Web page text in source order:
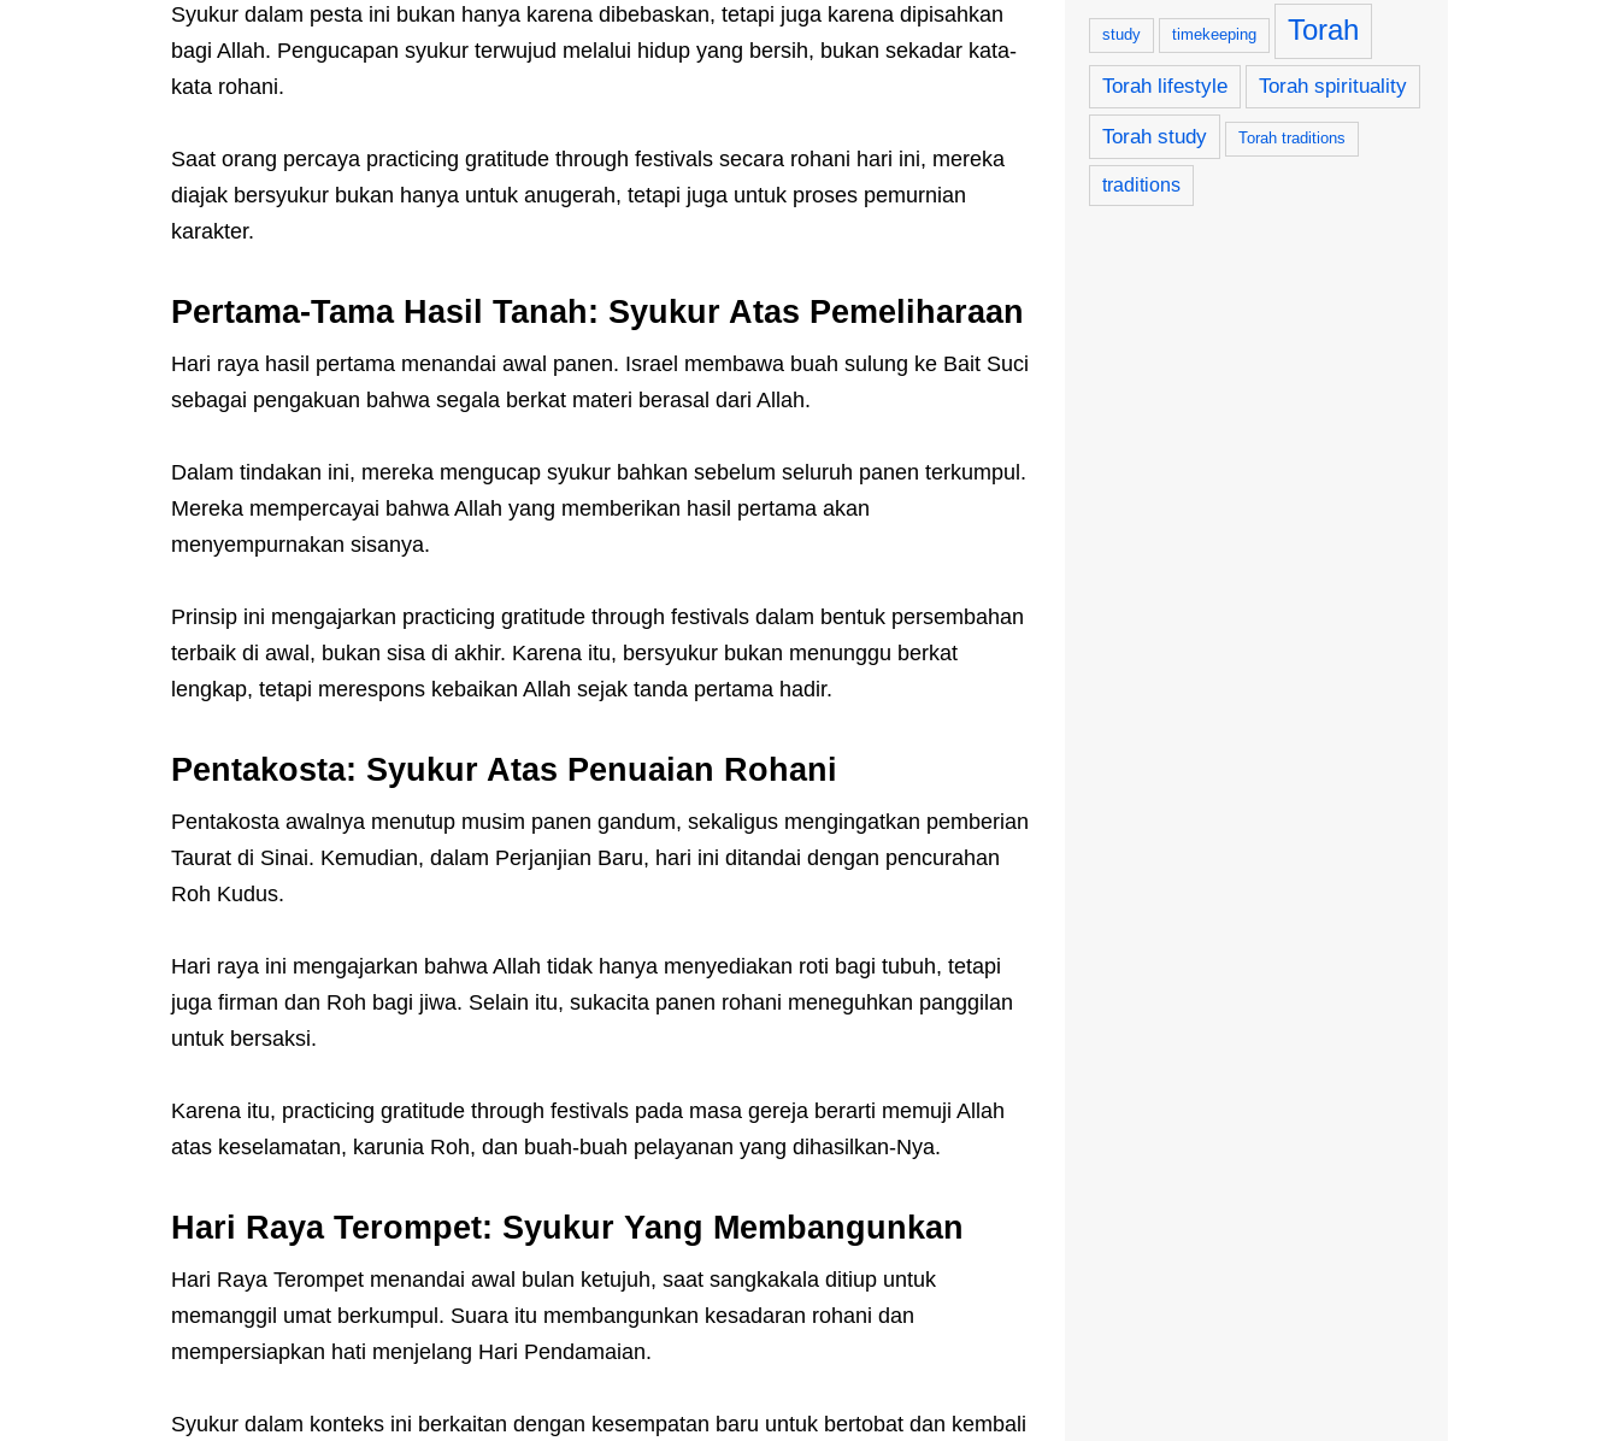
Syukur dalam pesta ini bukan hanya karena dibebaskan, tetapi juga karena dipisahkan
bagi Allah. Pengucapan syukur terwujud melalui hidup yang bersih, bukan sekadar kata-
kata rohani.
Saat orang percaya practicing gratitude through festivals secara rohani hari ini, mereka
diajak bersyukur bukan hanya untuk anugerah, tetapi juga untuk proses pemurnian
karakter.
Pertama-Tama Hasil Tanah: Syukur Atas Pemeliharaan
Hari raya hasil pertama menandai awal panen. Israel membawa buah sulung ke Bait Suci
sebagai pengakuan bahwa segala berkat materi berasal dari Allah.
Dalam tindakan ini, mereka mengucap syukur bahkan sebelum seluruh panen terkumpul.
Mereka mempercayai bahwa Allah yang memberikan hasil pertama akan
menyempurnakan sisanya.
Prinsip ini mengajarkan practicing gratitude through festivals dalam bentuk persembahan
terbaik di awal, bukan sisa di akhir. Karena itu, bersyukur bukan menunggu berkat
lengkap, tetapi merespons kebaikan Allah sejak tanda pertama hadir.
Pentakosta: Syukur Atas Penuaian Rohani
Pentakosta awalnya menutup musim panen gandum, sekaligus mengingatkan pemberian
Taurat di Sinai. Kemudian, dalam Perjanjian Baru, hari ini ditandai dengan pencurahan
Roh Kudus.
Hari raya ini mengajarkan bahwa Allah tidak hanya menyediakan roti bagi tubuh, tetapi
juga firman dan Roh bagi jiwa. Selain itu, sukacita panen rohani meneguhkan panggilan
untuk bersaksi.
Karena itu, practicing gratitude through festivals pada masa gereja berarti memuji Allah
atas keselamatan, karunia Roh, dan buah-buah pelayanan yang dihasilkan-Nya.
Hari Raya Terompet: Syukur Yang Membangunkan
Hari Raya Terompet menandai awal bulan ketujuh, saat sangkakala ditiup untuk
memanggil umat berkumpul. Suara itu membangunkan kesadaran rohani dan
mempersiapkan hati menjelang Hari Pendamaian.
Syukur dalam konteks ini berkaitan dengan kesempatan baru untuk bertobat dan kembali
study timekeeping Torah
Torah lifestyle Torah spirituality
Torah study Torah traditions
traditions